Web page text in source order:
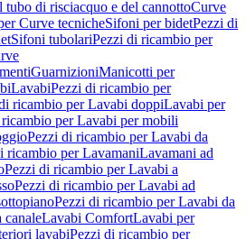
di risciacquo e del cannottoCurve
Curve tecnicheSifoni per bidetPezzi di
Sifoni tubolariPezzi di ricambio per
GuarnizioniManicotti per
LavabiPezzi di ricambio per
ricambio per Lavabi doppiLavabi per
per Lavabi per mobili
Pezzi di ricambio per Lavabi da
ricambio per LavamaniLavamani ad
Pezzi di ricambio per Lavabi a
Pezzi di ricambio per Lavabi ad
Pezzi di ricambio per Lavabi da
canaleLavabi ComfortLavabi per
lavabiPezzi di ricambio per